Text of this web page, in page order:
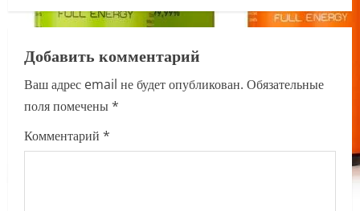
a
v
i
g
Добавить комментарий
Ваш адрес email не будет опубликован. Обязательные
поля помечены*
Комментарий *